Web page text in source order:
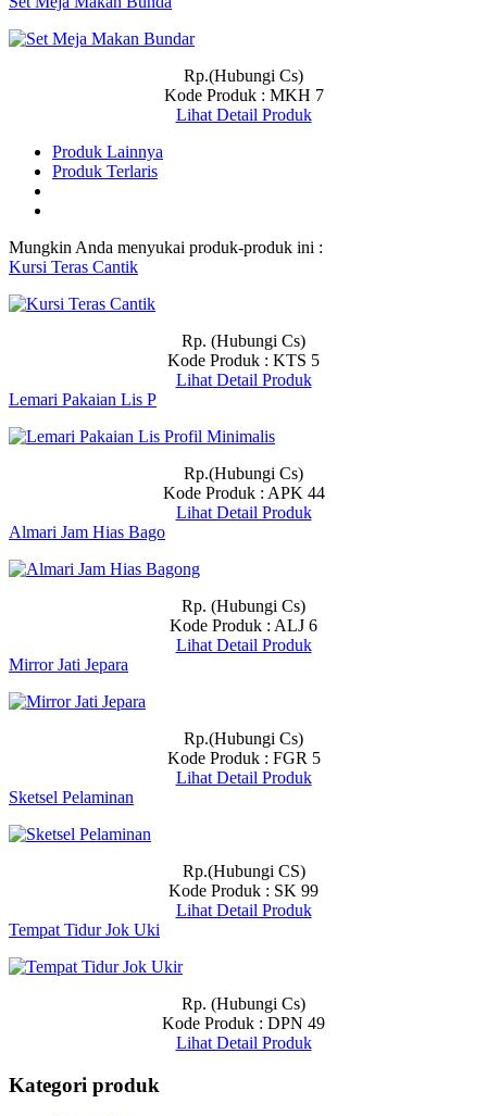
Rp.(Hubungi Cs)
Kode Produk : MKH 7
Lihat Detail Produk
Produk Lainnya
Produk Terlaris
Mungkin Anda menyukai produk-produk ini :
Kursi Teras Cantik
Rp. (Hubungi Cs)
Kode Produk : KTS 5
Lihat Detail Produk
Lemari Pakaian Lis P
Rp.(Hubungi Cs)
Kode Produk : APK 44
Lihat Detail Produk
Almari Jam Hias Bago
Rp. (Hubungi Cs)
Kode Produk : ALJ 6
Lihat Detail Produk
Mirror Jati Jepara
Rp.(Hubungi Cs)
Kode Produk : FGR 5
Lihat Detail Produk
Sketsel Pelaminan
Rp.(Hubungi CS)
Kode Produk : SK 99
Lihat Detail Produk
Tempat Tidur Jok Uki
Rp. (Hubungi Cs)
Kode Produk : DPN 49
Lihat Detail Produk
Kategori produk